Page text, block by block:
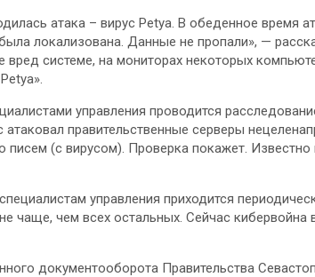
атака – вирус Petya. В обеденное время
локализована. Данные не пропали», —
вред системе, на мониторах некоторых
управления проводится
правительственные серверы
писем (с вирусом). Проверка покажет.
управления приходится
чаще, чем всех остальных. Сейчас кибервойна
документооборота Правительства